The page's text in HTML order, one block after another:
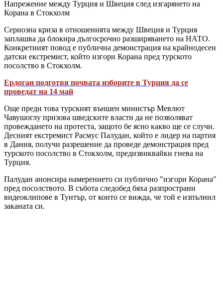
Напрежение между Турция и Швеция след изгарянето на
Корана в Стокхолм
Сериозна криза в отношенията между Швеция и Турция
заплашва да блокира дългосрочно разширяването на НАТО.
Конкретният повод е публична демонстрация на крайнодесен
датски екстремист, който изгори Корана пред турското
посолство в Стокхолм.
Ердоган подготвя почвата изборите в Турция да се
проведат на 14 май
Още преди това турският външен министър Мевлют
Чавушоглу призова шведските власти да не позволяват
провеждането на протеста, защото бе ясно какво ще се случи.
Десният екстремист Расмус Палудан, който е лидер на партия
в Дания, получи разрешение да проведе демонстрация пред
турското посолство в Стокхолм, предизвиквайки гнева на
Турция.
Палудан анонсира намерението си публично "изгори Корана"
пред посолството. В събота следобед бяха разпространи
видеоклипове в Туитър, от които се вижда, че той е изпълнил
заканата си.